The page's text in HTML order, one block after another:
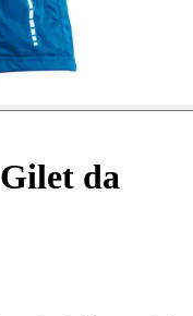
Gilet da